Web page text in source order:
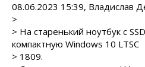
08.06.2023 15:39, Владислав
>
> На старенький ноутбук с
компактную Windows 10 LTSC
> 1809.